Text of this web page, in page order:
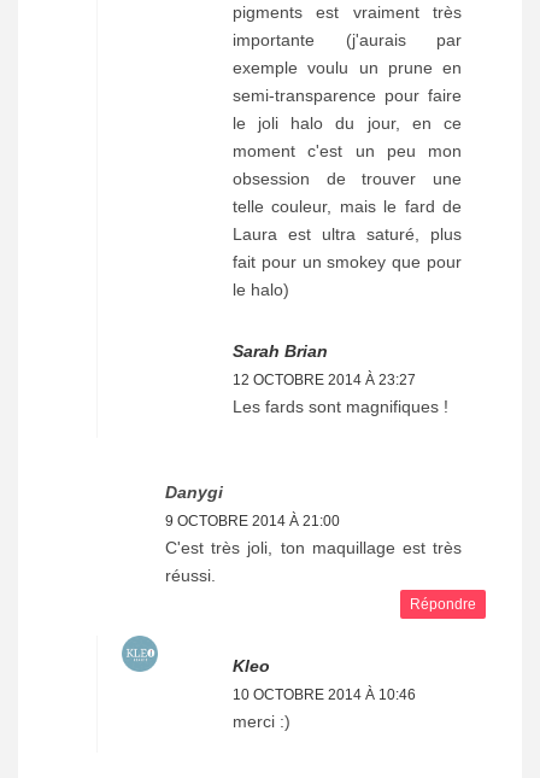
pigments est vraiment très
importante (j'aurais par
exemple voulu un prune en
semi-transparence pour faire
le joli halo du jour, en ce
moment c'est un peu mon
obsession de trouver une
telle couleur, mais le fard de
Laura est ultra saturé, plus
fait pour un smokey que pour
le halo)
Sarah Brian
12 OCTOBRE 2014 À 23:27
Les fards sont magnifiques !
Danygi
9 OCTOBRE 2014 À 21:00
C'est très joli, ton maquillage est très
réussi.
Répondre
Kleo
10 OCTOBRE 2014 À 10:46
merci :)